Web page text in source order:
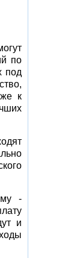
по
под
к
-
и